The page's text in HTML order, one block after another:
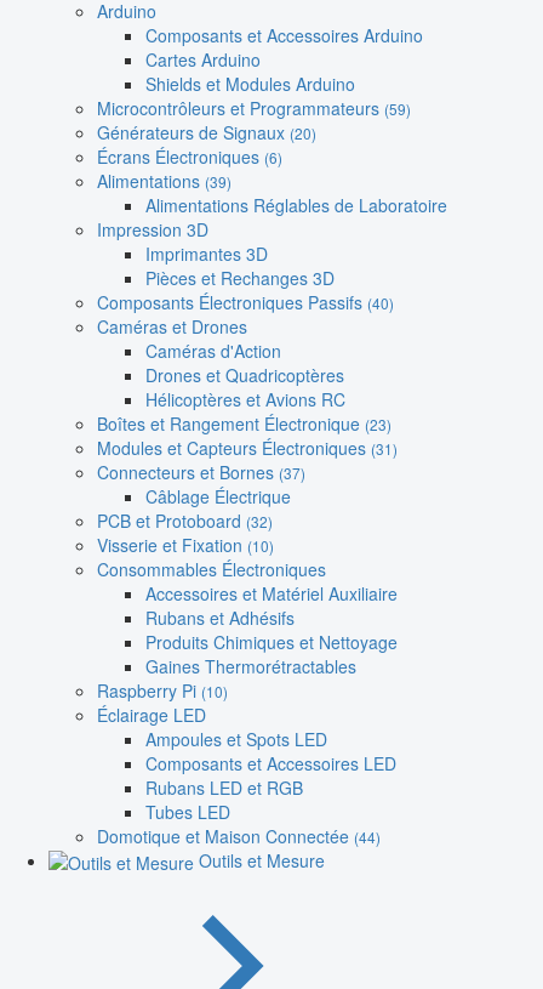
Arduino
Composants et Accessoires Arduino
Cartes Arduino
Shields et Modules Arduino
Microcontrôleurs et Programmateurs (59)
Générateurs de Signaux (20)
Écrans Électroniques (6)
Alimentations (39)
Alimentations Réglables de Laboratoire
Impression 3D
Imprimantes 3D
Pièces et Rechanges 3D
Composants Électroniques Passifs (40)
Caméras et Drones
Caméras d'Action
Drones et Quadricoptères
Hélicoptères et Avions RC
Boîtes et Rangement Électronique (23)
Modules et Capteurs Électroniques (31)
Connecteurs et Bornes (37)
Câblage Électrique
PCB et Protoboard (32)
Visserie et Fixation (10)
Consommables Électroniques
Accessoires et Matériel Auxiliaire
Rubans et Adhésifs
Produits Chimiques et Nettoyage
Gaines Thermorétractables
Raspberry Pi (10)
Éclairage LED
Ampoules et Spots LED
Composants et Accessoires LED
Rubans LED et RGB
Tubes LED
Domotique et Maison Connectée (44)
Outils et Mesure